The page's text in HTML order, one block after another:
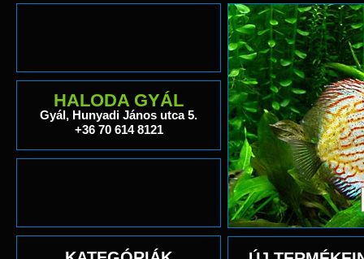
HALODA GYÁL
Gyál, Hunyadi János utca 5.
+36 70 614 8121